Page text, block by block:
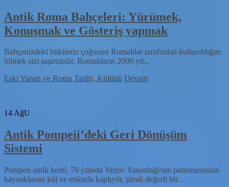
Antik Roma Bahçeleri: Yürümek,
Konuşmak ve Gösteriş yapmak
Bahçenizdeki bitkilerin çoğunun Romalılar tarafından kullanıldığını
bilmek sizi şaşırtabilir. Romalıların 2000 yıl...
Eski Yunan ve Roma Tarihi, Kültürü Devam
14AğU
Antik Pompeii’deki Geri Dönüşüm
Sistemi
Pompeii antik kenti, 79 yılında Vezüv Yanardağı'nın patlamasından
kaynaklanan kül ve enkazla kaplıydı, şimdi değerli bir...